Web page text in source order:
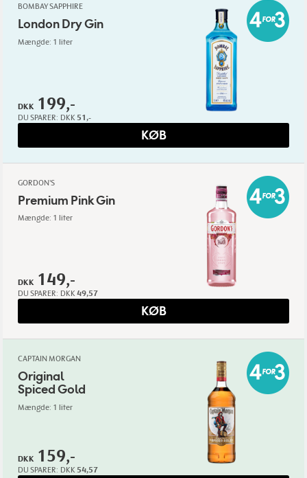
BOMBAY SAPPHIRE
London Dry Gin
Mængde: 1 liter
DKK 199,-
DU SPARER: DKK 51,-
KØB
GORDON'S
Premium Pink Gin
Mængde: 1 liter
DKK 149,-
DU SPARER: DKK 49,57
KØB
CAPTAIN MORGAN
Original
Spiced Gold
Mængde: 1 liter
DKK 159,-
DU SPARER: DKK 54,57